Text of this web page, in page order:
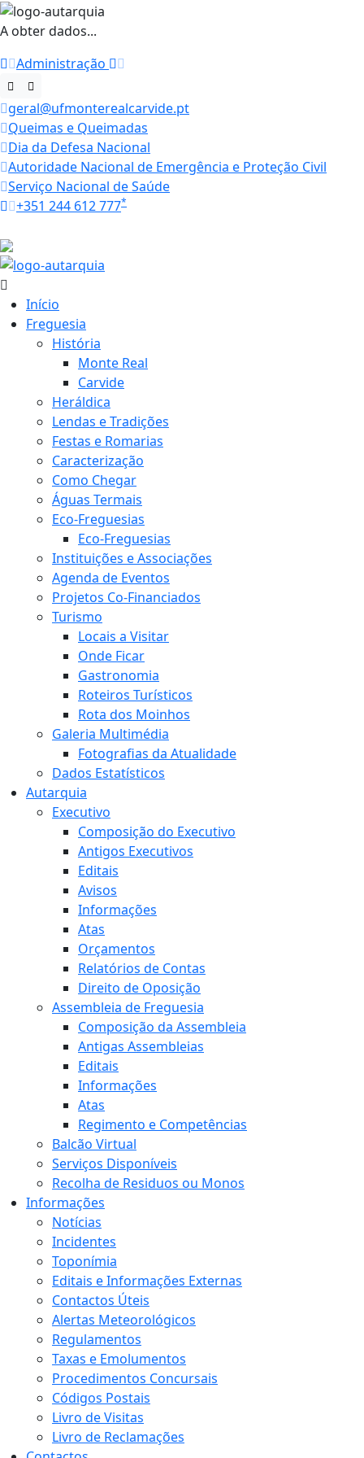
A obter dados...
Administração
geral@ufmonterealcarvide.pt
Queimas e Queimadas
Dia da Defesa Nacional
Autoridade Nacional de Emergência e Proteção Civil
Serviço Nacional de Saúde
+351 244 612 777*
Início
Freguesia
História
Monte Real
Carvide
Heráldica
Lendas e Tradições
Festas e Romarias
Caracterização
Como Chegar
Águas Termais
Eco-Freguesias
Eco-Freguesias
Instituições e Associações
Agenda de Eventos
Projetos Co-Financiados
Turismo
Locais a Visitar
Onde Ficar
Gastronomia
Roteiros Turísticos
Rota dos Moinhos
Galeria Multimédia
Fotografias da Atualidade
Dados Estatísticos
Autarquia
Executivo
Composição do Executivo
Antigos Executivos
Editais
Avisos
Informações
Atas
Orçamentos
Relatórios de Contas
Direito de Oposição
Assembleia de Freguesia
Composição da Assembleia
Antigas Assembleias
Editais
Informações
Atas
Regimento e Competências
Balcão Virtual
Serviços Disponíveis
Recolha de Residuos ou Monos
Informações
Notícias
Incidentes
Toponímia
Editais e Informações Externas
Contactos Úteis
Alertas Meteorológicos
Regulamentos
Taxas e Emolumentos
Procedimentos Concursais
Códigos Postais
Livro de Visitas
Livro de Reclamações